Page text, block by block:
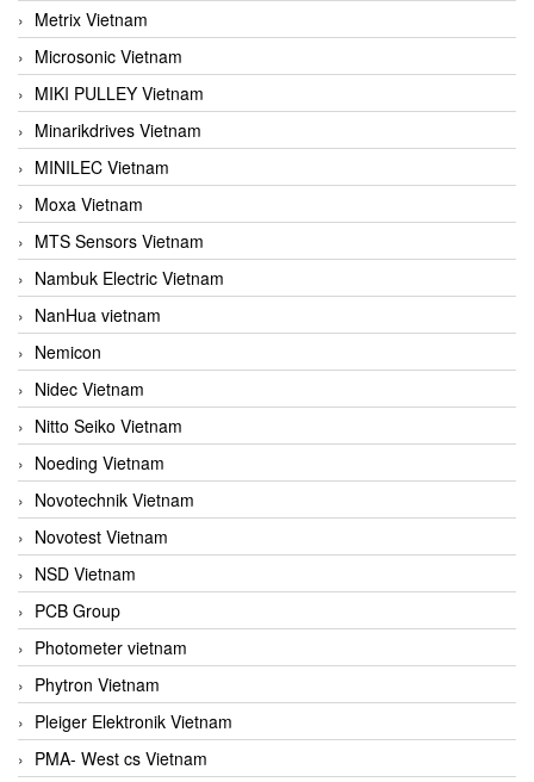
Metrix Vietnam
Microsonic Vietnam
MIKI PULLEY Vietnam
Minarikdrives Vietnam
MINILEC Vietnam
Moxa Vietnam
MTS Sensors Vietnam
Nambuk Electric Vietnam
NanHua vietnam
Nemicon
Nidec Vietnam
Nitto Seiko Vietnam
Noeding Vietnam
Novotechnik Vietnam
Novotest Vietnam
NSD Vietnam
PCB Group
Photometer vietnam
Phytron Vietnam
Pleiger Elektronik Vietnam
PMA- West cs Vietnam